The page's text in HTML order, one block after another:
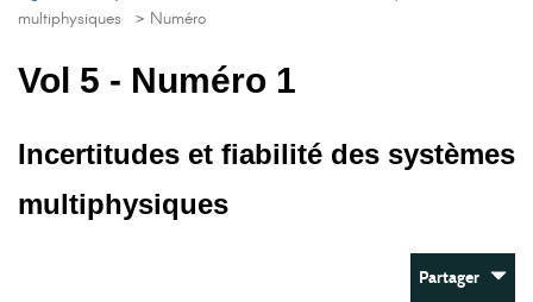
multiphysiques > Numéro
Vol 5 - Numéro 1
Incertitudes et fiabilité des systèmes
multiphysiques
Partager